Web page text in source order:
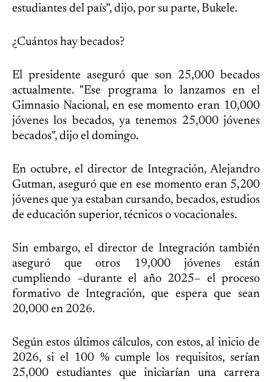
estudiantes del país”, dijo, por su parte, Bukele.
¿Cuántos hay becados?
El presidente aseguró que son 25,000 becados
actualmente. "Ese programa lo lanzamos en el
Gimnasio Nacional, en ese momento eran 10,000
jóvenes los becados, ya tenemos 25,000 jóvenes
becados", dijo el domingo.
En octubre, el director de Integración, Alejandro
Gutman, aseguró que en ese momento eran 5,200
jóvenes que ya estaban cursando, becados, estudios
de educación superior, técnicos o vocacionales.
Sin embargo, el director de Integración también
aseguró que otros 19,000 jóvenes están
cumpliendo –durante el año 2025– el proceso
formativo de Integración, que espera que sean
20,000 en 2026.
Según estos últimos cálculos, con estos, al inicio de
2026, si el 100 % cumple los requisitos, serían
25,000 estudiantes que iniciarían una carrera